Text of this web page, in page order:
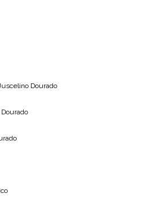
Dourado